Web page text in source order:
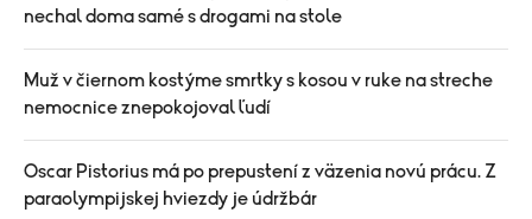
nechal doma samé s drogami na stole
Muž v čiernom kostýme smrtky s kosou v ruke na streche
nemocnice znepokojoval ľudí
Oscar Pistorius má po prepustení z väzenia novú prácu. Z
paraolympijskej hviezdy je údržbár